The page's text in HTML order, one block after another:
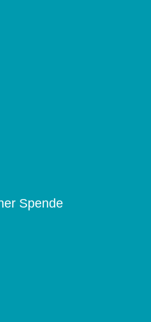
Spende